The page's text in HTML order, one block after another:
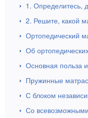
1. Определитесь,
2. Решите, какой
Ортопедический
Об
Основная польза
Пружинные
С блоком
Со